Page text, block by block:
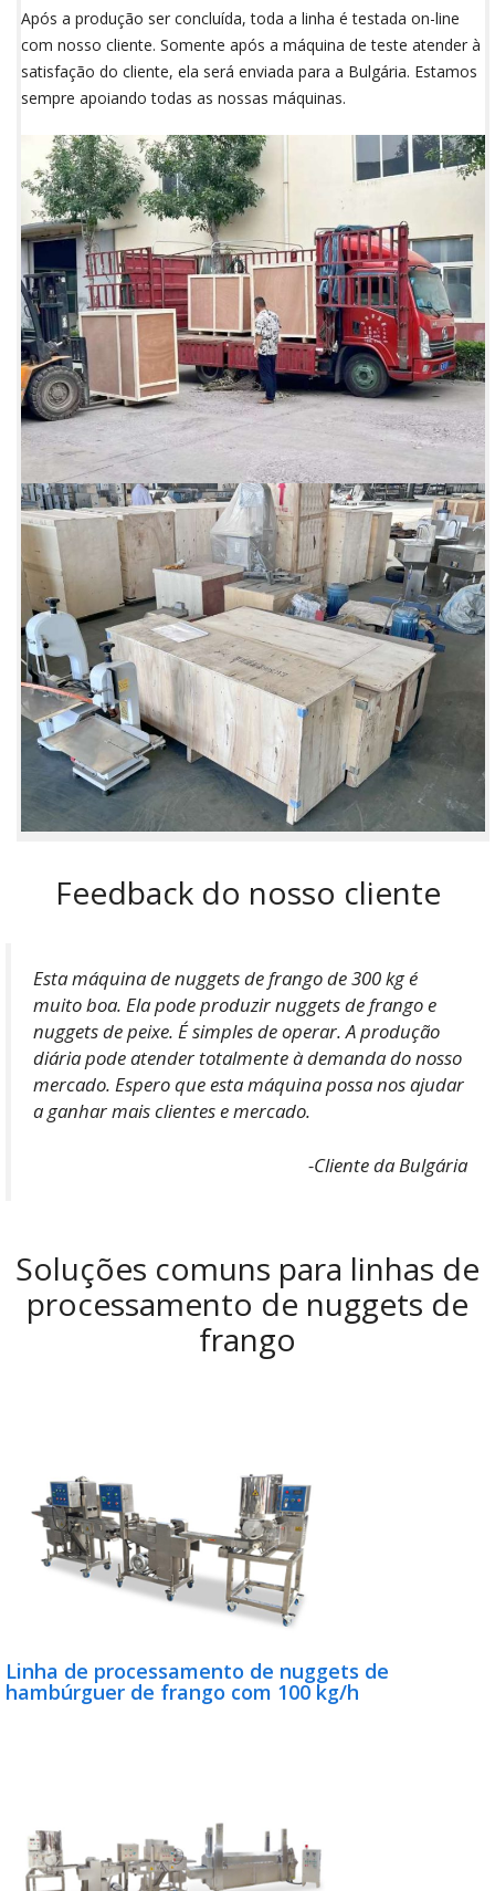
Após a produção ser concluída, toda a linha é testada on-line
com nosso cliente. Somente após a máquina de teste atender à
satisfação do cliente, ela será enviada para a Bulgária. Estamos
sempre apoiando todas as nossas máquinas.
Feedback do nosso cliente
Esta máquina de nuggets de frango de 300 kg é
muito boa. Ela pode produzir nuggets de frango e
nuggets de peixe. É simples de operar. A produção
diária pode atender totalmente à demanda do nosso
mercado. Espero que esta máquina possa nos ajudar
a ganhar mais clientes e mercado.
-Cliente da Bulgária
Soluções comuns para linhas de
processamento de nuggets de
frango
Linha de processamento de nuggets de
hambúrguer de frango com 100 kg/h